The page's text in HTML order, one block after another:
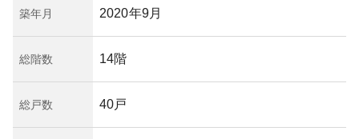
築年月 2020年9月
総階数 14階
総戸数 40戸